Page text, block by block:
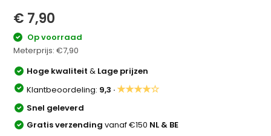
€ 7,90
Op voorraad
Meterprijs:€7,90
Hoge kwaliteit& Lage prijzen
Klantbeoordeling: 9,3 ·★★★★☆
Snel geleverd
Gratis verzendingvanaf €150 NL & BE